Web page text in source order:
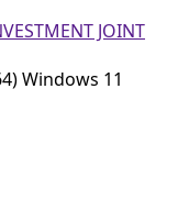
Windows 11